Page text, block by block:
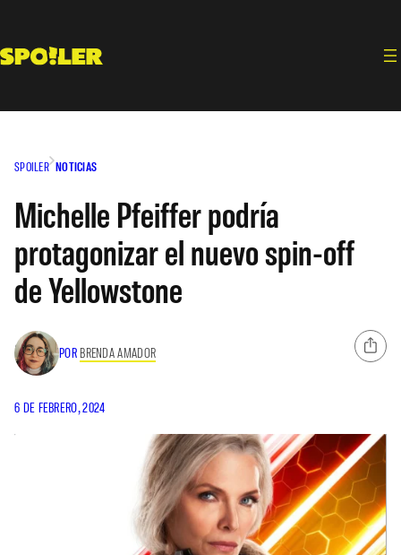
contenido
SPOILER NOTICIAS
Michelle Pfeiffer podría
protagonizar el nuevo spin-off
de Yellowstone
POR BRENDA AMADOR
6 DE FEBRERO, 2024